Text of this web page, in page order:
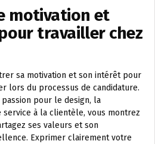
motivation et
travailler chez
sa motivation et son intérêt pour
lors du processus de candidature.
pour le design, la
à la clientèle, vous montrez
ses valeurs et son
Exprimer clairement votre